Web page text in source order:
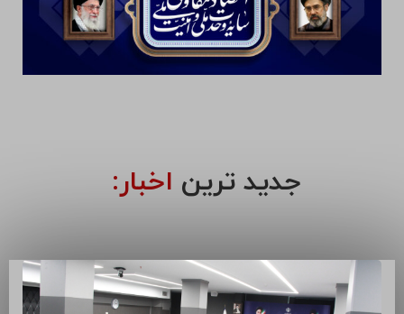
جدید ترین اخبار: